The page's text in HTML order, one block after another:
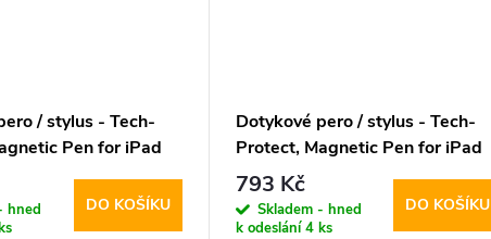
/ stylus - Tech-
Pen for iPad
hned
DO KOŠÍKU
Dotykové pero / stylus - Tech-
Protect, Magnetic Pen for iPad
White
793 Kč
Skladem - hned
k odeslání4 ks
DO KOŠÍKU